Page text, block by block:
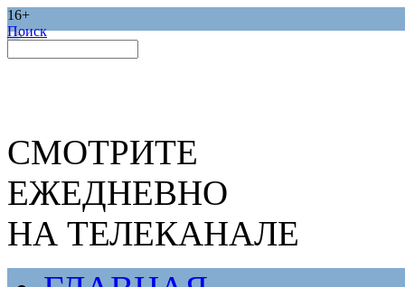
16+
Поиск
СМОТРИТЕ
ЕЖЕДНЕВНО
НА ТЕЛЕКАНАЛЕ